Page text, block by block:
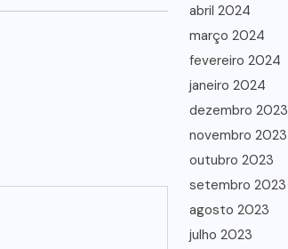
abril 2024
março 2024
fevereiro 2024
janeiro 2024
dezembro 2023
novembro 2023
outubro 2023
setembro 2023
agosto 2023
julho 2023